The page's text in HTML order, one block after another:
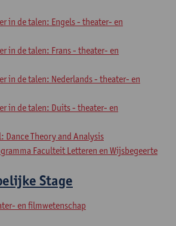
in de talen: Engels - theater- en
in de talen: Frans - theater- en
in de talen: Nederlands - theater- en
in de talen: Duits - theater- en
Dance Theory and Analysis
Faculteit Letteren en Wijsbegeerte
Stage
en filmwetenschap